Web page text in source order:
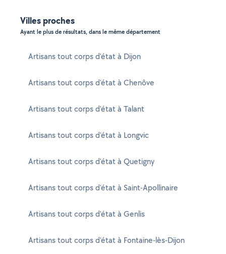
Villes proches
Ayant le plus de résultats, dans le même département
Artisans tout corps d'état à Dijon
Artisans tout corps d'état à Chenôve
Artisans tout corps d'état à Talant
Artisans tout corps d'état à Longvic
Artisans tout corps d'état à Quetigny
Artisans tout corps d'état à Saint-Apollinaire
Artisans tout corps d'état à Genlis
Artisans tout corps d'état à Fontaine-lès-Dijon